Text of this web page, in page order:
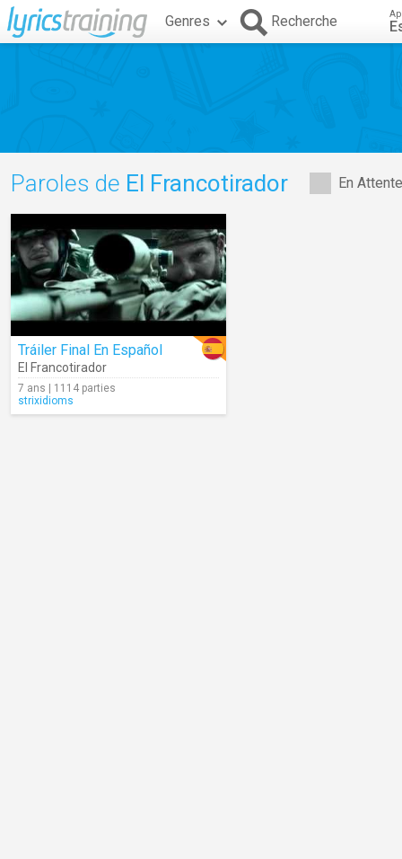
Genres Recherche
En
Paroles de El Francotirador
Tráiler Final En Español
El Francotirador
7 ans | 1114 parties
strixidioms